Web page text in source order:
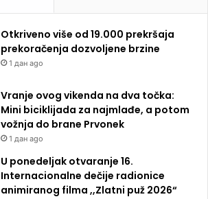
Otkriveno više od 19.000 prekršaja
prekoračenja dozvoljene brzine
1 дан ago
Vranje ovog vikenda na dva točka:
Mini biciklijada za najmlađe, a potom
vožnja do brane Prvonek
1 дан ago
U ponedeljak otvaranje 16.
Internacionalne dečije radionice
animiranog filma ,,Zlatni puž 2026“